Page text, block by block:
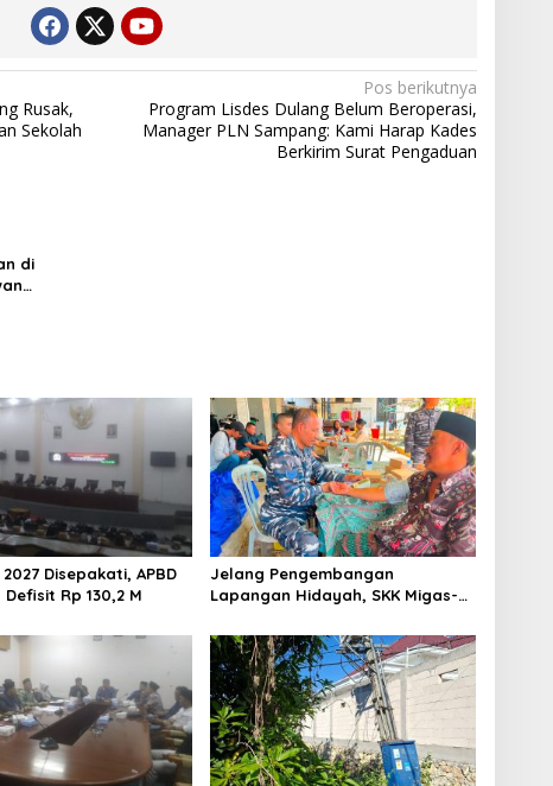
Rusak,
Sekolah
Pos berikutnya
Program Lisdes Dulang Belum Beroperasi,
Manager PLN Sampang: Kami Harap Kades
Berkirim Surat Pengaduan
di
2027 Disepakati, APBD
Rp 130,2 M
Jelang Pengembangan
Lapangan Hidayah, SKK Migas-
Sinergi dengan Nelayan
Sampang